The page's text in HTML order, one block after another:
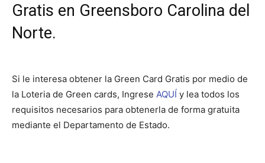
Gratis en Greensboro Carolina del
Norte.
Si le interesa obtener la Green Card Gratis por medio de
la Loteria de Green cards, Ingrese AQUÍ y lea todos los
requisitos necesarios para obtenerla de forma gratuita
mediante el Departamento de Estado.